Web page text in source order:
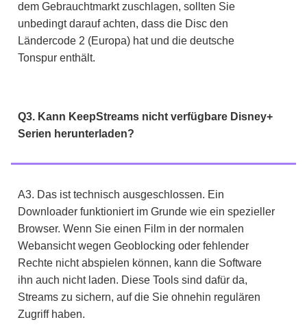
dem Gebrauchtmarkt zuschlagen, sollten Sie
unbedingt darauf achten, dass die Disc den
Ländercode 2 (Europa) hat und die deutsche
Tonspur enthält.
Q3. Kann KeepStreams nicht verfügbare Disney+
Serien herunterladen?
A3. Das ist technisch ausgeschlossen. Ein
Downloader funktioniert im Grunde wie ein spezieller
Browser. Wenn Sie einen Film in der normalen
Webansicht wegen Geoblocking oder fehlender
Rechte nicht abspielen können, kann die Software
ihn auch nicht laden. Diese Tools sind dafür da,
Streams zu sichern, auf die Sie ohnehin regulären
Zugriff haben.